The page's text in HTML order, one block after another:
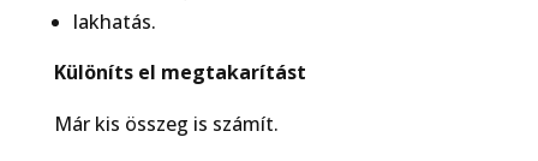
lakhatás.
Különíts el megtakarítást
Már kis összeg is számít.